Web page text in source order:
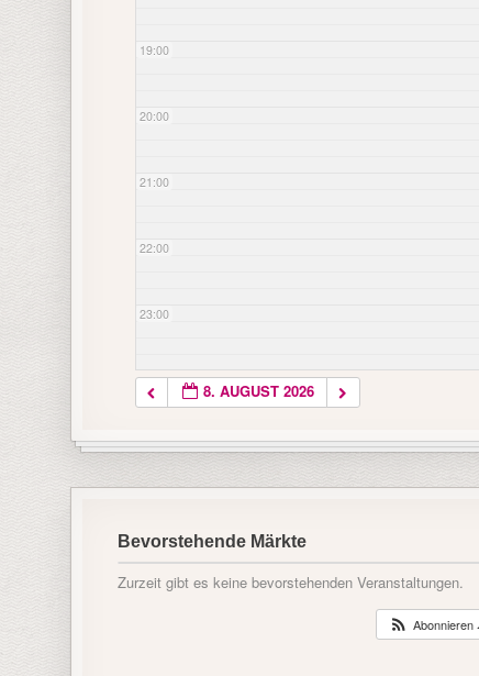
19:00
20:00
21:00
22:00
23:00
8. AUGUST 2026
Bevorstehende Märkte
Zurzeit gibt es keine bevorstehenden Veranstaltungen.
Abonnieren